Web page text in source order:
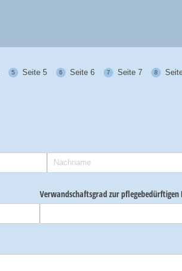
Seite 5 Seite 6 Seite 7
Verwandschaftsgrad zur pflegebedürftigen